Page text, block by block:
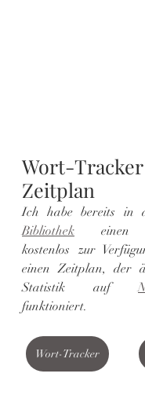
Wort-
Zeitplan
​Ich habe bereits
Bibliothek einen
kostenlos zur
einen Zeitplan, der
Statistik auf
funktioniert.
Wort-Tracker